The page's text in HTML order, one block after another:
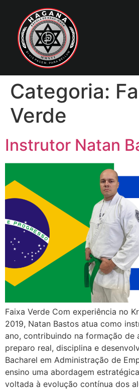
Categoria:
Verde
Instrutor Natan
Faixa Verde Com experiência no
2019, Natan Bastos atua como
ano, contribuindo na formação de
preparo real, disciplina e
Bacharel em Administração de
ensino uma abordagem
voltada à evolução contínua dos